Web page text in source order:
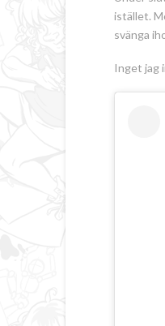
istället.
svänga
Inget jag